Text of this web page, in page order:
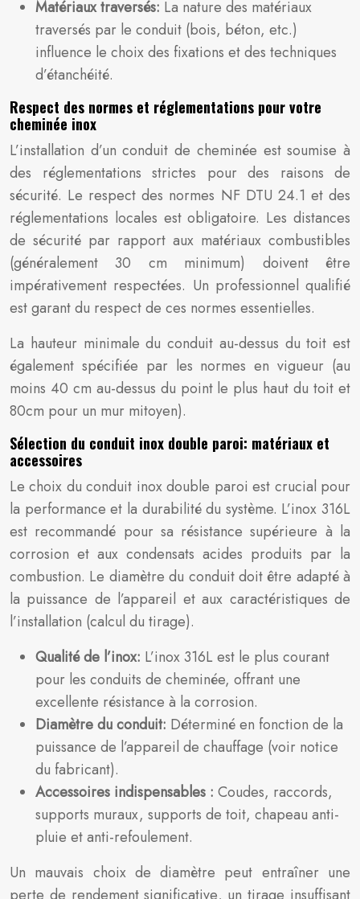
Matériaux traversés: La nature des matériaux
traversés par le conduit (bois, béton, etc.)
influence le choix des fixations et des techniques
d’étanchéité.
Respect des normes et réglementations pour votre
cheminée inox
L’installation d’un conduit de cheminée est soumise à
des réglementations strictes pour des raisons de
sécurité. Le respect des normes NF DTU 24.1 et des
réglementations locales est obligatoire. Les distances
de sécurité par rapport aux matériaux combustibles
(généralement 30 cm minimum) doivent être
impérativement respectées. Un professionnel qualifié
est garant du respect de ces normes essentielles.
La hauteur minimale du conduit au-dessus du toit est
également spécifiée par les normes en vigueur (au
moins 40 cm au-dessus du point le plus haut du toit et
80cm pour un mur mitoyen).
Sélection du conduit inox double paroi: matériaux et
accessoires
Le choix du conduit inox double paroi est crucial pour
la performance et la durabilité du système. L’inox 316L
est recommandé pour sa résistance supérieure à la
corrosion et aux condensats acides produits par la
combustion. Le diamètre du conduit doit être adapté à
la puissance de l’appareil et aux caractéristiques de
l’installation (calcul du tirage).
Qualité de l’inox: L’inox 316L est le plus courant
pour les conduits de cheminée, offrant une
excellente résistance à la corrosion.
Diamètre du conduit: Déterminé en fonction de la
puissance de l’appareil de chauffage (voir notice
du fabricant).
Accessoires indispensables : Coudes, raccords,
supports muraux, supports de toit, chapeau anti-
pluie et anti-refoulement.
Un mauvais choix de diamètre peut entraîner une